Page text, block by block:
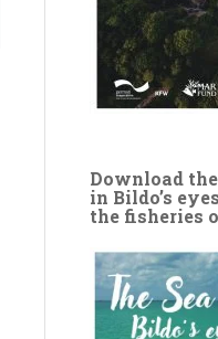
Download the
in Bildo’s
the fisheries